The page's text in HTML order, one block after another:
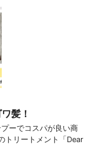
髪！
ーでコスパが良い商
トリートメント「Dear